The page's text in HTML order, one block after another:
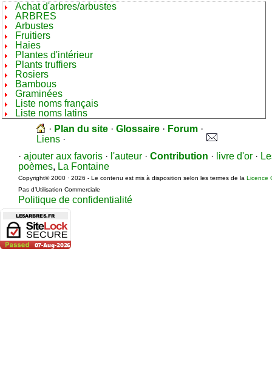
Achat d'arbres/arbustes
ARBRES
Arbustes
Fruitiers
Haies
Plantes d'intérieur
Plants truffiers
Rosiers
Bambous
Graminées
Liste noms français
Liste noms latins
· Plan du site · Glossaire · Forum ·
Liens ·
· ajouter aux favoris · l'auteur · Contribution · livre d'or ·
poèmes, La Fontaine
Copyright© 2000 · 2026 - Le contenu est mis à disposition selon les termes de la Licence
Pas d’Utilisation Commerciale
Politique de confidentialité